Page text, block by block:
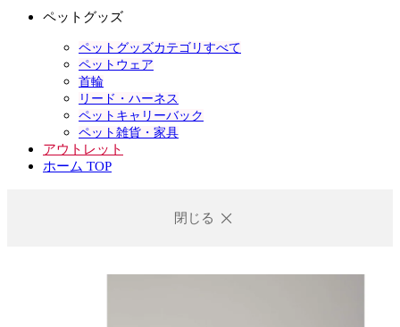
ペットグッズ
ペットグッズカテゴリすべて
ペットウェア
首輪
リード・ハーネス
ペットキャリーバック
ペット雑貨・家具
アウトレット
ホーム TOP
閉じる